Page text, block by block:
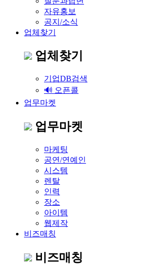
자유홍보
공지/소식
업체찾기
업체찾기
기업DB검색
🔊 오픈콜
업무마켓
업무마켓
마케팅
공연/연예인
시스템
렌탈
인력
장소
아이템
웹제작
비즈매칭
비즈매칭